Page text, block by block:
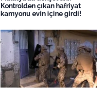
Kontrolden çıkan hafriyat
kamyonu evin içine girdi!